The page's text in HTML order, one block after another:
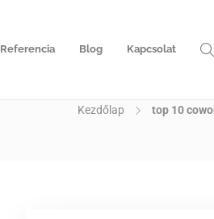
Referencia Blog Kapcsolat
Kezdőlap top 10